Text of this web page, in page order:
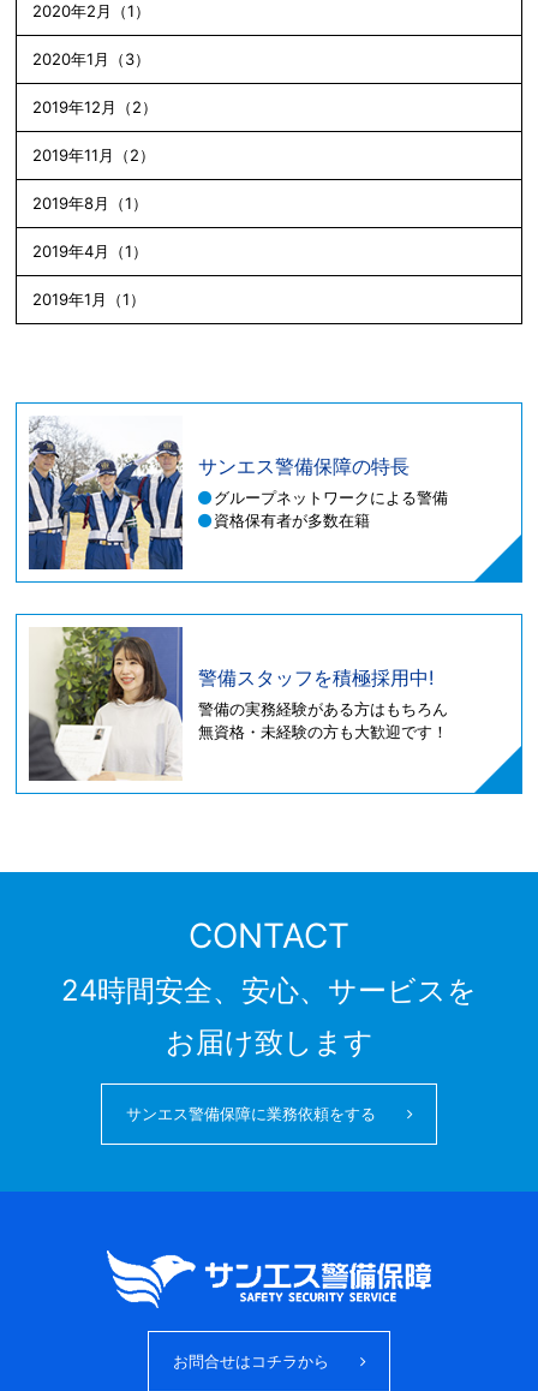
2020年2月（1）
2020年1月（3）
2019年12月（2）
2019年11月（2）
2019年8月（1）
2019年4月（1）
2019年1月（1）
サンエス警備保障の特長
グループネットワークによる警備
資格保有者が多数在籍
警備スタッフを積極採用中!
警備の実務経験がある方はもちろん
無資格・未経験の方も大歓迎です！
CONTACT
24時間安全、安心、サービスを
お届け致します
サンエス警備保障に業務依頼をする
お問合せはコチラから